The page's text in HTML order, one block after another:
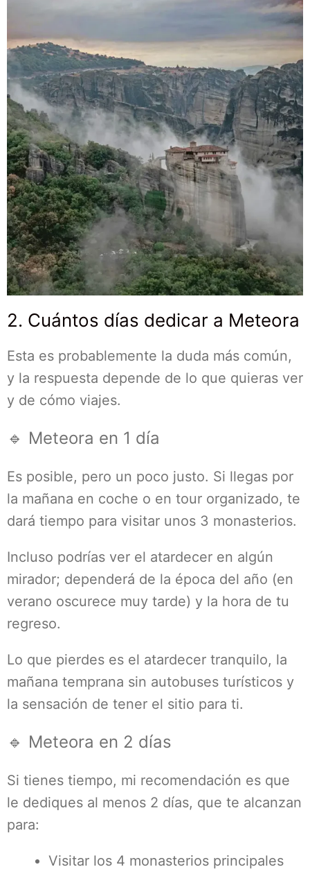
2. Cuántos días dedicar a Meteora
Esta es probablemente la duda más común,
y la respuesta depende de lo que quieras ver
y de cómo viajes.
🔹 Meteora en 1 día
Es posible, pero un poco justo. Si llegas por
la mañana en coche o en tour organizado, te
dará tiempo para visitar unos 3 monasterios.
Incluso podrías ver el atardecer en algún
mirador; dependerá de la época del año (en
verano oscurece muy tarde) y la hora de tu
regreso.
Lo que pierdes es el atardecer tranquilo, la
mañana temprana sin autobuses turísticos y
la sensación de tener el sitio para ti.
🔹 Meteora en 2 días
Si tienes tiempo, mi recomendación es que
le dediques al menos 2 días, que te alcanzan
para:
Visitar los 4 monasterios principales